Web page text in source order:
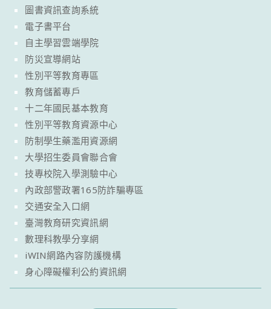
圖書資訊查詢系統
電子書平台
自主學習雲端學院
防災宣導網站
性別平等教育專區
教育儲蓄專戶
十二年國民基本教育
性別平等教育資源中心
防制學生藥濫用資源網
大學招生委員會聯合會
技專校院入學測驗中心
內政部警政署165防詐騙專區
交通安全入口網
臺灣教育研究資訊網
數理科教學分享網
iWIN網路內容防護機構
身心障礙權利公約資訊網